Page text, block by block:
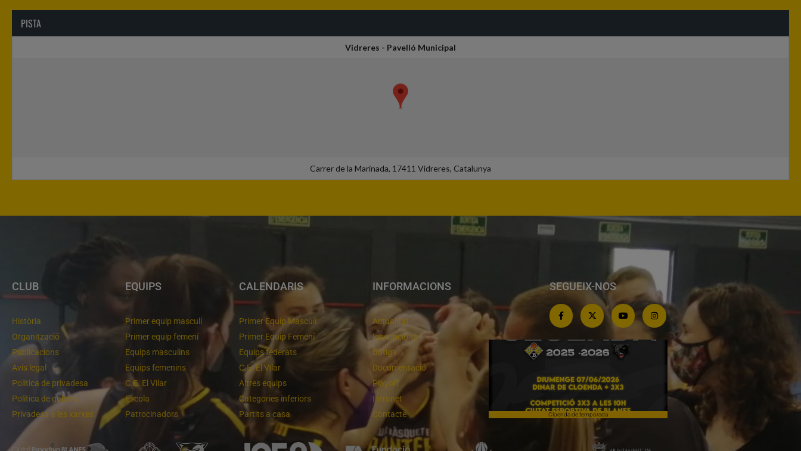
PISTA
Vidreres - Pavelló Municipal
Carrer de la Marinada, 17411 Vidreres, Catalunya
CLUB
Història
Organització
Publicacions
Avís legal
Política de privadesa
Política de galetes
Privadesa a les xarxes
EQUIPS
Primer equip masculí
Primer equip femení
Equips masculins
Equips femenins
C.E. El Vilar
Escola
Patrocinadors
CALENDARIS
Primer Equip Masculí
Primer Equip Femení
Equips federats
C.E. El Vilar
Altres equips
Categories inferiors
Partits a casa
INFORMACIONS
Actualitat
Inscripcions
Botiga
Documentació
Playoff
Intranet
Contacte
SEGUEIX-NOS
pel primer lloc Molt bona imatge de l'equip Un final rodó Cloenda de temporada Campiones a Salou